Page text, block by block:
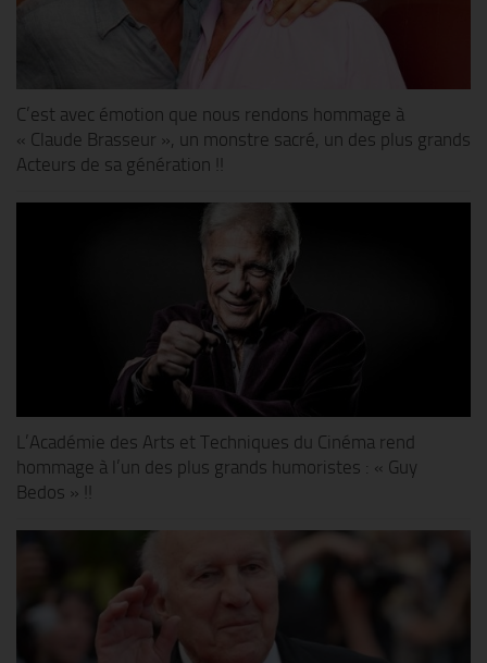
C’est avec émotion que nous rendons hommage à
« Claude Brasseur », un monstre sacré, un des plus grands
Acteurs de sa génération !!
L’Académie des Arts et Techniques du Cinéma rend
hommage à l’un des plus grands humoristes : « Guy
Bedos » !!